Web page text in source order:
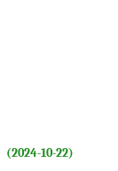
(2024-10-22)